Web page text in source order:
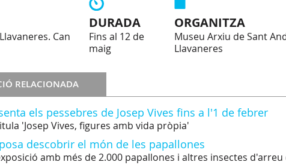
Can
DURADA
Fins al 12 de
maig
ORGANITZA
Museu Arxiu de Sant
Llavaneres
RELACIONADA
els pessebres de Josep Vives fins a l'1 de febrer
'Josep Vives, figures amb vida pròpia'
descobrir el món de les papallones
amb més de 2.000 papallones i altres insectes